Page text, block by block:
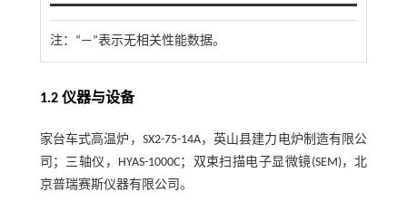
注： “—”表示无相关性能数据。
1.2 仪器与设备
家台车式高温炉，SX2-75-14A，英山县建力电炉制造有限公
司；三轴仪，HYAS-1000C；双束扫描电子显微镜(SEM)，北
京普瑞赛斯仪器有限公司。